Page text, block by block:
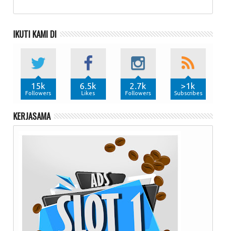
IKUTI KAMI DI
15k
Followers
6.5k
Likes
2.7k
Followers
>1k
Subscribes
KERJASAMA